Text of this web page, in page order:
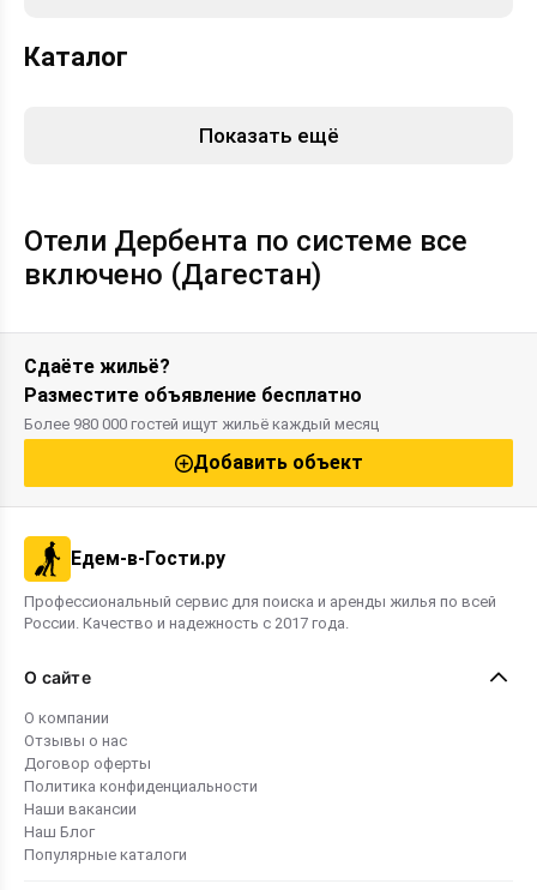
Каталог
Показать ещё
Отели Дербента по системе все
включено (Дагестан)
Сдаёте жильё?
Разместите объявление бесплатно
Более 980 000 гостей ищут жильё каждый месяц
Добавить объект
Едем-в-Гости.ру
Профессиональный сервис для поиска и аренды жилья по всей
России. Качество и надежность с 2017 года.
О сайте
О компании
Отзывы о нас
Договор оферты
Политика конфиденциальности
Наши вакансии
Наш Блог
Популярные каталоги